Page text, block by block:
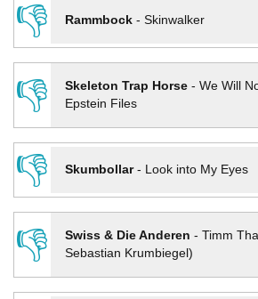
👎
Rammbock- Skinwalker
👎
Skeleton Trap Horse- We Will
Epstein Files
👎
Skumbollar- Look into My Eyes
👎
Swiss & Die Anderen - Timm
Sebastian Krumbiegel)